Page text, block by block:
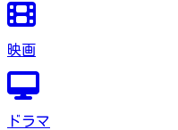
映画
ドラマ